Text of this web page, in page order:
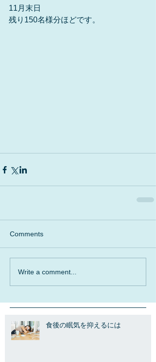
11月末日
残り150名様分ほどです。
Comments
Write a comment...
食後の眠気を抑えるには